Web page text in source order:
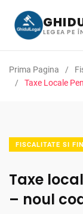
LEGEA PE
Prima Pagina
Taxe Locale
FISCALITATE SI
Taxe
– noul